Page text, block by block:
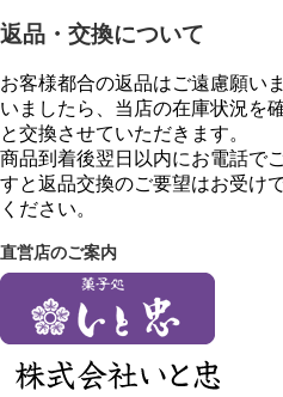
返品・交換について
お客様都合の返品はご遠慮願い
いましたら、当店の在庫状況を
と交換させていただきます。
商品到着後翌日以内にお電話で
すと返品交換のご要望はお受け
ください。
直営店のご案内